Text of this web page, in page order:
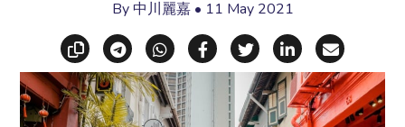
By中川麗嘉• 11 May 2021
Copy linkShare via Telegram
Share via WhatsApp
Share on Facebook
Share on X
Share on
Share